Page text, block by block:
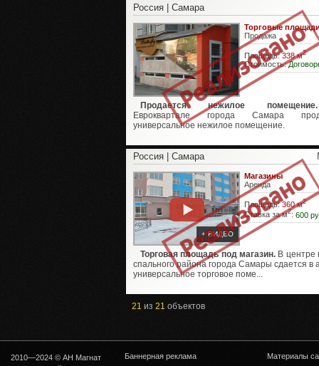
Россия | Самара
Торговые
Продажа
Площадь:338 м2
Стоимость:
Продается нежилое помещение.
Евроквартале города Самара
универсальное нежилое помещение.
Россия | Самара
+ ВИДЕО
Магазины
Аренда
Площадь:360 м2
Ставка за м2: 600
Торговая площадь под магазин. В центре
спального района города Самары сдается в
универсальное торговое поме...
21 из 21 объектов
2010—2024 © АН Магнат
Баннерная реклама Материалы